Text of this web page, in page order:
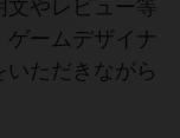
やレビュー等
ームデザイナ
ただきながら